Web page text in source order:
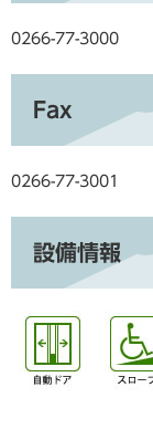
0266-77-3000
Fax
0266-77-3001
設備情報